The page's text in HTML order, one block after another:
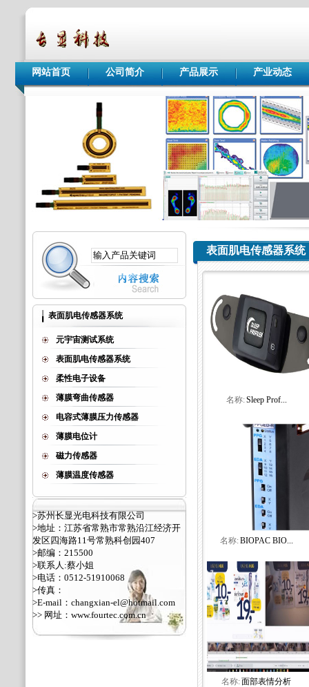
网站首页 公司简介 产品展示 产业动态
表面肌电传感器系统
元宇宙测试系统
表面肌电传感器系统
柔性电子设备
薄膜弯曲传感器
电容式薄膜压力传感器
薄膜电位计
磁力传感器
薄膜温度传感器
>苏州长显光电科技有限公司
>地址：江苏省常熟市常熟沿江经济开
发区四海路11号常熟科创园407
>邮编：215500
>联系人:蔡小姐
>电话：0512-51910068
>传真：
>E-mail：changxian-el@hotmail.com
>> 网址： www.fourtec.com.cn
表面肌电传感器系统
名称:Sleep Prof...
名称:BIOPAC BIO...
名称:面部表情分析